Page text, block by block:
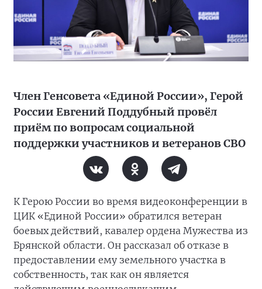
Член Генсовета «Единой России», Герой
России Евгений Поддубный провёл
приём по вопросам социальной
поддержки участников и ветеранов СВО
К Герою России во время видеоконференции в
ЦИК «Единой России» обратился ветеран
боевых действий, кавалер ордена Мужества из
Брянской области. Он рассказал об отказе в
предоставлении ему земельного участка в
собственность, так как он является